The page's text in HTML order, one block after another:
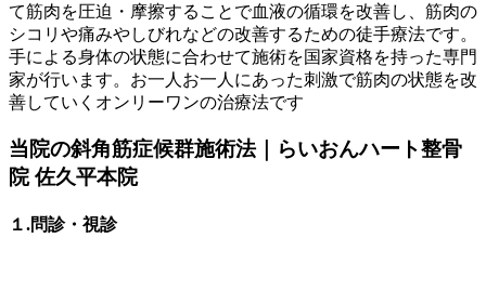
て筋肉を圧迫・摩擦することで血液の循環を改善し、筋肉の
シコリや痛みやしびれなどの改善するための徒手療法です。
手による身体の状態に合わせて施術を国家資格を持った専門
家が行います。お一人お一人にあった刺激で筋肉の状態を改
善していくオンリーワンの治療法です
当院の斜角筋症候群施術法｜らいおんハート整骨
院 佐久平本院
１.問診・視診